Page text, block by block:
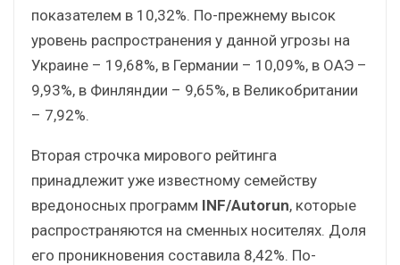
показателем в 10,32%. По-прежнему высок
уровень распространения у данной угрозы на
Украине – 19,68%, в Германии – 10,09%, в ОАЭ –
9,93%, в Финляндии – 9,65%, в Великобритании
– 7,92%.
Вторая строчка мирового рейтинга
принадлежит уже известному семейству
вредоносных программ INF/Autorun, которые
распространяются на сменных носителях. Доля
его проникновения составила 8,42%. По-